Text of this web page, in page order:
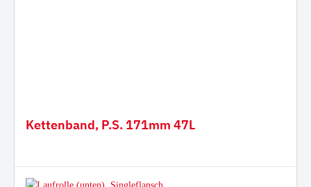
Kettenband, P.S. 171mm 47L